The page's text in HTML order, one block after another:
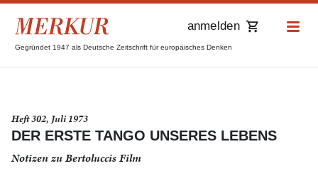
Gegründet 1947 als Deutsche Zeitschrift für europäisches Denken
anmelden
Heft 302, Juli 1973
DER ERSTE TANGO UNSERES LEBENS
Notizen zu Bertoluccis Film